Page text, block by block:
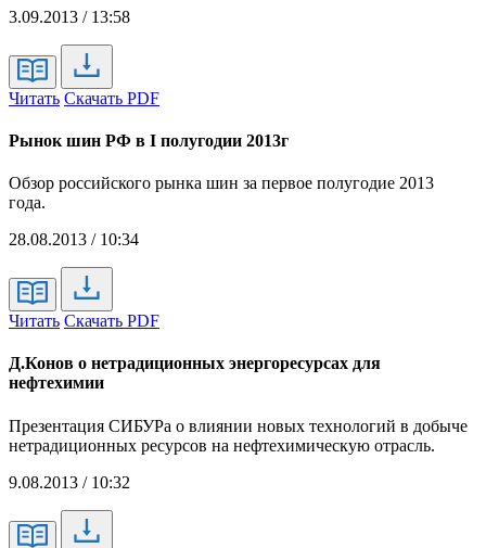
3.09.2013 / 13:58
Читать Скачать PDF
Рынок шин РФ в I полугодии 2013г
Обзор российского рынка шин за первое полугодие 2013
года.
28.08.2013 / 10:34
Читать Скачать PDF
Д.Конов о нетрадиционных энергоресурсах для
нефтехимии
Презентация СИБУРа о влиянии новых технологий в добыче
нетрадиционных ресурсов на нефтехимическую отрасль.
9.08.2013 / 10:32